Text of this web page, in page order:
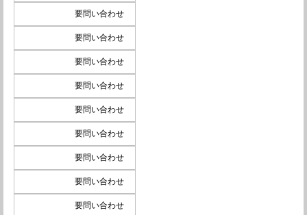
要問い合わせ
要問い合わせ
要問い合わせ
要問い合わせ
要問い合わせ
要問い合わせ
要問い合わせ
要問い合わせ
要問い合わせ